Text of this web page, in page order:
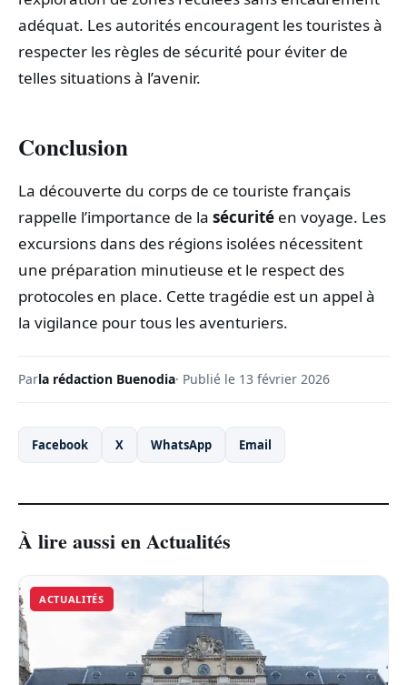
adéquat. Les autorités encouragent les touristes à
respecter les règles de sécurité pour éviter de
telles situations à l’avenir.
Conclusion
La découverte du corps de ce touriste français
rappelle l’importance de la sécurité en voyage. Les
excursions dans des régions isolées nécessitent
une préparation minutieuse et le respect des
protocoles en place. Cette tragédie est un appel à
la vigilance pour tous les aventuriers.
Parla rédaction Buenodia· Publié le 13 février 2026
Facebook X WhatsApp Email
À lire aussi en Actualités
ACTUALITÉS